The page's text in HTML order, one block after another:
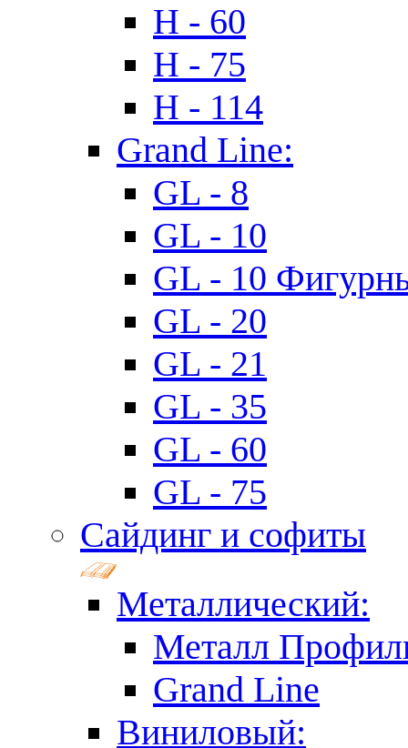
H - 60
H - 75
H - 114
Grand Line:
GL - 8
GL - 10
GL - 10
GL - 20
GL - 21
GL - 35
GL - 60
GL - 75
Сайдинг и софиты
Металлический:
Металл
Grand Line
Виниловый: